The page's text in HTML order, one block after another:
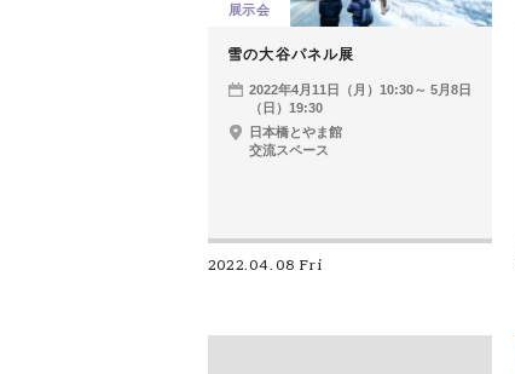
展示会
雪の大谷パネル展
2022年4月11日（月）10:30～ 5月8日
（日）19:30
日本橋とやま館
交流スペース
2022.04.08 Fri